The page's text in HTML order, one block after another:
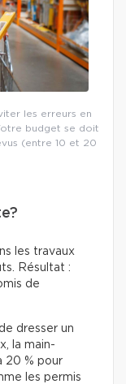
les erreurs en
budget se doit
(entre 10 et 20
les travaux
Résultat :
de
dresser un
la main-
20 % pour
les permis